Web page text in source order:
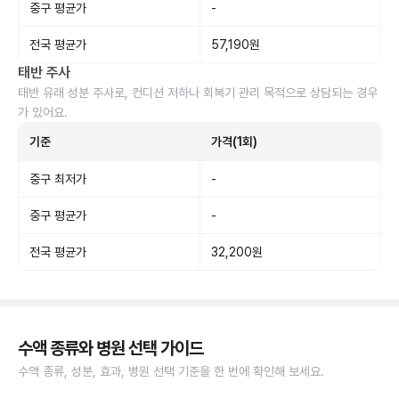
중구 평균가 -
전국 평균가 57,190원
태반 주사
태반 유래 성분 주사로, 컨디션 저하나 회복기 관리 목적으로 상담되는 경우
가 있어요.
기준 가격(1회)
중구 최저가 -
중구 평균가 -
전국 평균가 32,200원
수액 종류와 병원 선택 가이드
수액 종류, 성분, 효과, 병원 선택 기준을 한 번에 확인해 보세요.